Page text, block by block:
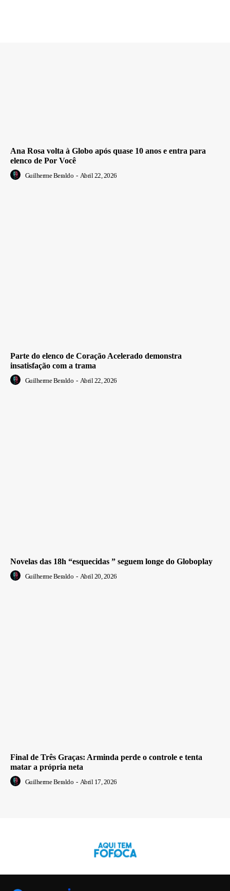
Ana Rosa volta à Globo após quase 10 anos e entra para
elenco de Por Você
Guilherme Beraldo - Abril 22, 2026
Parte do elenco de Coração Acelerado demonstra
insatisfação com a trama
Guilherme Beraldo - Abril 22, 2026
Novelas das 18h “esquecidas ” seguem longe do Globoplay
Guilherme Beraldo - Abril 20, 2026
Final de Três Graças: Arminda perde o controle e tenta
matar a própria neta
Guilherme Beraldo - Abril 17, 2026